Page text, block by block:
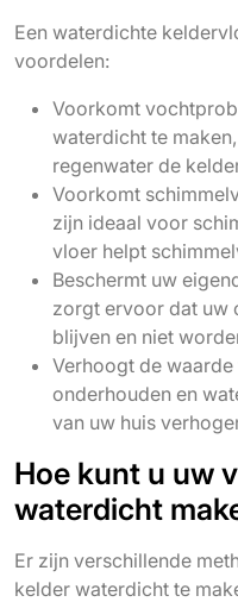
Een waterdichte
voordelen:
Voorkomt
waterdicht te
regenwater de
Voorkomt
zijn ideaal voor
vloer helpt
Beschermt uw
zorgt ervoor dat uw
blijven en niet
Verhoogt de
onderhouden en
van uw huis
Hoe kunt u uw
waterdicht
Er zijn verschillende
kelder waterdicht te